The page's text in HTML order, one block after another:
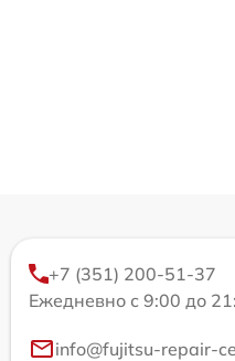
+7 (351) 200-51-37
Ежедневно с 9:00 до
info@fujitsu-repair-